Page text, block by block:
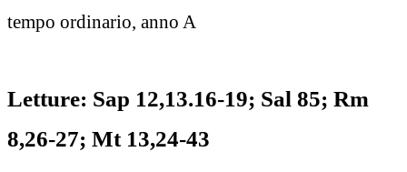
tempo ordinario, anno A
Letture: Sap 12,13.16-19; Sal 85; Rm
8,26-27; Mt 13,24-43